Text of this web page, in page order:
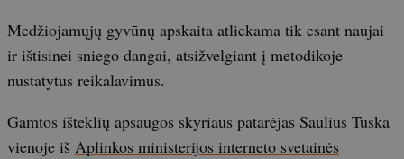
Medžiojamųjų gyvūnų apskaita atliekama tik esant naujai
ir ištisinei sniego dangai, atsižvelgiant į metodikoje
nustatytus reikalavimus.
Gamtos išteklių apsaugos skyriaus patarėjas Saulius Tuska
vienoje iš Aplinkos ministerijos interneto svetainės